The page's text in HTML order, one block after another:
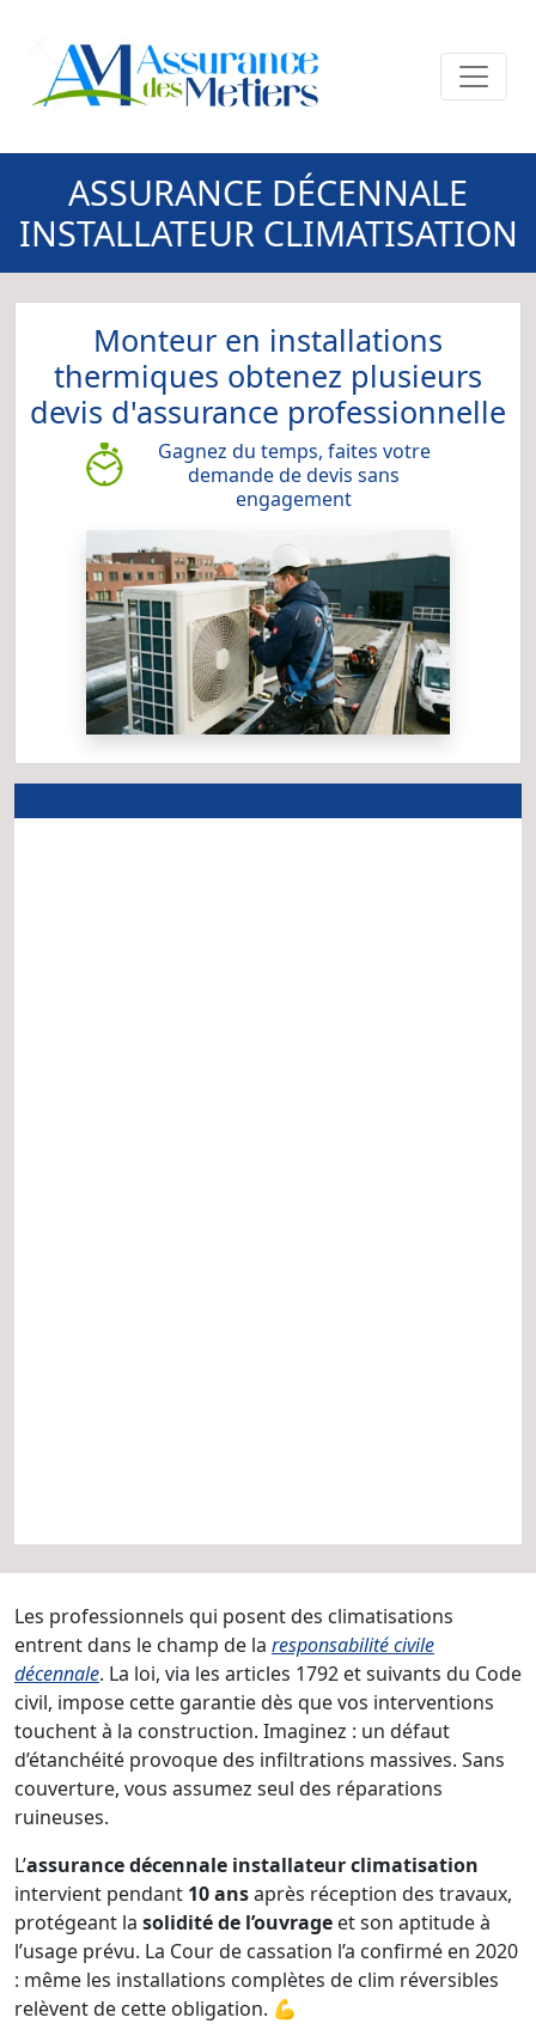
ASSURANCE DÉCENNALE
INSTALLATEUR CLIMATISATION
Monteur en installations
thermiques obtenez plusieurs
devis d'assurance professionnelle
Gagnez du temps, faites votre
demande de devis sans
engagement
Les professionnels qui posent des climatisations
entrent dans le champ de la responsabilité civile
décennale. La loi, via les articles 1792 et suivants du Code
civil, impose cette garantie dès que vos interventions
touchent à la construction. Imaginez : un défaut
d’étanchéité provoque des infiltrations massives. Sans
couverture, vous assumez seul des réparations
ruineuses.
L’assurance décennale installateur climatisation
intervient pendant 10 ansaprès réception des travaux,
protégeant la solidité de l’ouvrage et son aptitude à
l’usage prévu. La Cour de cassation l’a confirmé en 2020
: même les installations complètes de clim réversibles
relèvent de cette obligation. 💪